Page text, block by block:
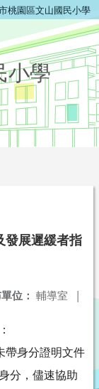
桃園區文山國民小學
小學
發展遲緩者指
位： 輔導室 |
帶身分證明文件
分，儘速協助